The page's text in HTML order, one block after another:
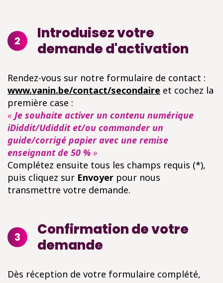
2
Introduisez votre
demande d'activation
Rendez-vous sur notre formulaire de contact :
www.vanin.be/contact/secondaire et cochez la
première case :
« Je souhaite activer un contenu numérique
iDiddit/Udiddit et/ou commander un
guide/corrigé papier avec une remise
enseignant de 50 % »
Complétez ensuite tous les champs requis (*),
puis cliquez sur Envoyer pour nous
transmettre votre demande.
3
Confirmation de votre
demande
Dès réception de votre formulaire complété,